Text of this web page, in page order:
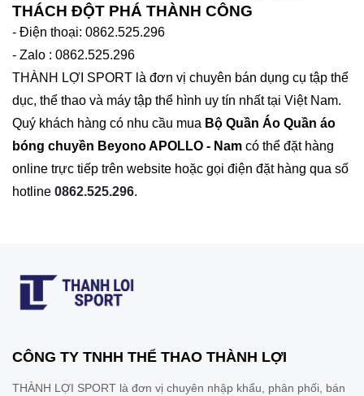
THÁCH ĐỘT PHÁ THÀNH CÔNG
- Điện thoại: 0862.525.296
- Zalo : 0862.525.296
THÀNH LỢI SPORT là đơn vị chuyên bán dụng cụ tập thể
dục, thể thao và máy tập thể hình uy tín nhất tại Việt Nam.
Quý khách hàng có nhu cầu mua Bộ Quần Áo Quần áo
bóng chuyền Beyono APOLLO - Nam có thể đặt hàng
online trực tiếp trên website hoặc gọi điện đặt hàng qua số
hotline 0862.525.296.
CÔNG TY TNHH THỂ THAO THÀNH LỢI
THÀNH LỢI SPORT là đơn vị chuyên nhập khẩu, phân phối, bán